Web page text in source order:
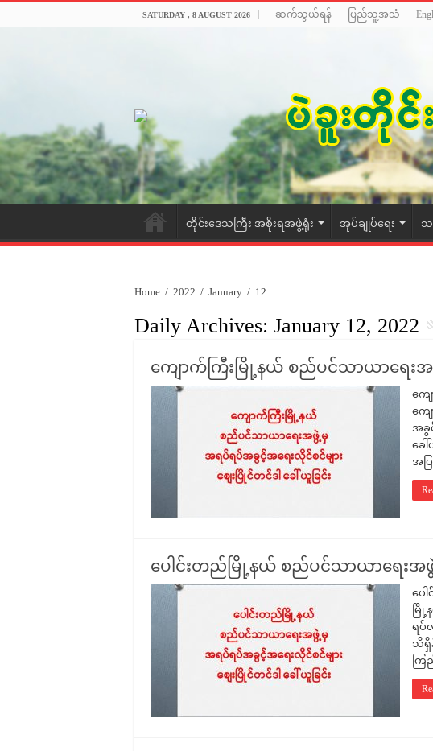
SATURDAY , 8 AUGUST 2026 ဆက်သွယ်ရန် ပြည်သူ့အသံ
တိုင်းဒေသကြီး အစိုးရအဖွဲ့ရုံး အုပ်ချုပ်ရေး သ
Home / 2022 / January / 12
Daily Archives: January 12, 2022
ကျောက်ကြီးမြို့နယ် စည်ပင်သာယာရေးအ
ကျေ
ကျ
အခွ
ခေ
အပ
ပေါင်းတည်မြို့နယ် စည်ပင်သာယာရေးအဖွဲ့
ပေါ
မြို့
ရပ်
သိရှိ
က